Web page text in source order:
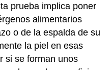
prueba implica poner
alimentarios
o de la espalda de su
la piel en esas
si se forman unos